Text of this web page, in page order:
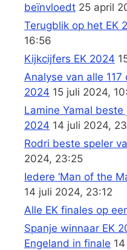
beïnvloedt 25 april
Terugblik op het EK
16:56
Kijkcijfers EK 2024
Analyse van alle
2024 15 juli 2024,
Lamine Yamal
2024 14 juli 2024,
Rodri beste speler
2024, 23:25
Iedere ‘Man of the
14 juli 2024, 23:12
Alle EK finales op
Spanje winnaar EK
Engeland in finale